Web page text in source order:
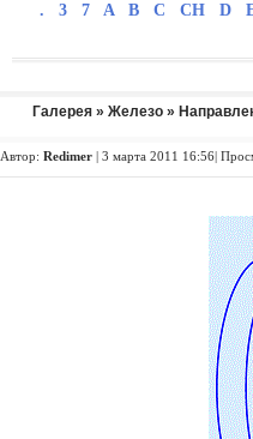
. 3 7 A B C CH D
Галерея » Железо »
Автор: Redimer | 3 марта 2011 16:56|